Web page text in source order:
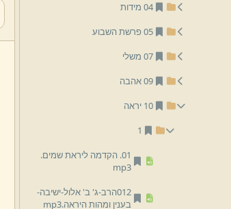
04 מידות
05 פרשת השבוע
07 משלי
09 אהבה
10 יראה
1
01. הקדמה ליראת שמים.
mp3
012הרב-
ג' ב' אלול-ישיבה-
בענין ומהות היראה.mp3